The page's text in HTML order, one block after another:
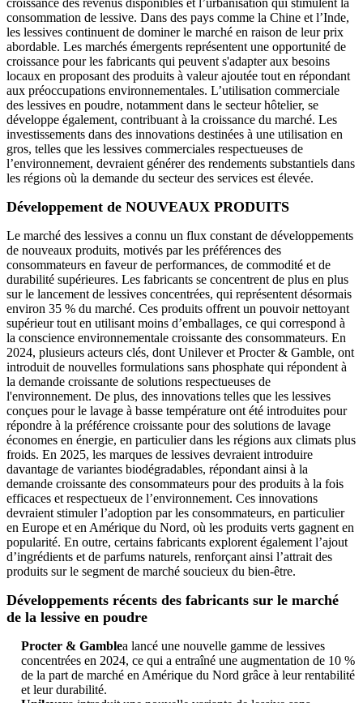
croissance des revenus disponibles et l’urbanisation qui stimulent la
consommation de lessive. Dans des pays comme la Chine et l’Inde,
les lessives continuent de dominer le marché en raison de leur prix
abordable. Les marchés émergents représentent une opportunité de
croissance pour les fabricants qui peuvent s'adapter aux besoins
locaux en proposant des produits à valeur ajoutée tout en répondant
aux préoccupations environnementales. L’utilisation commerciale
des lessives en poudre, notamment dans le secteur hôtelier, se
développe également, contribuant à la croissance du marché. Les
investissements dans des innovations destinées à une utilisation en
gros, telles que les lessives commerciales respectueuses de
l’environnement, devraient générer des rendements substantiels dans
les régions où la demande du secteur des services est élevée.
Développement de NOUVEAUX PRODUITS
Le marché des lessives a connu un flux constant de développements
de nouveaux produits, motivés par les préférences des
consommateurs en faveur de performances, de commodité et de
durabilité supérieures. Les fabricants se concentrent de plus en plus
sur le lancement de lessives concentrées, qui représentent désormais
environ 35 % du marché. Ces produits offrent un pouvoir nettoyant
supérieur tout en utilisant moins d’emballages, ce qui correspond à
la conscience environnementale croissante des consommateurs. En
2024, plusieurs acteurs clés, dont Unilever et Procter & Gamble, ont
introduit de nouvelles formulations sans phosphate qui répondent à
la demande croissante de solutions respectueuses de
l'environnement. De plus, des innovations telles que les lessives
conçues pour le lavage à basse température ont été introduites pour
répondre à la préférence croissante pour des solutions de lavage
économes en énergie, en particulier dans les régions aux climats plus
froids. En 2025, les marques de lessives devraient introduire
davantage de variantes biodégradables, répondant ainsi à la
demande croissante des consommateurs pour des produits à la fois
efficaces et respectueux de l’environnement. Ces innovations
devraient stimuler l’adoption par les consommateurs, en particulier
en Europe et en Amérique du Nord, où les produits verts gagnent en
popularité. En outre, certains fabricants explorent également l’ajout
d’ingrédients et de parfums naturels, renforçant ainsi l’attrait des
produits sur le segment de marché soucieux du bien-être.
Développements récents des fabricants sur le marché
de la lessive en poudre
Procter & Gamblea lancé une nouvelle gamme de lessives
concentrées en 2024, ce qui a entraîné une augmentation de 10 %
de la part de marché en Amérique du Nord grâce à leur rentabilité
et leur durabilité.